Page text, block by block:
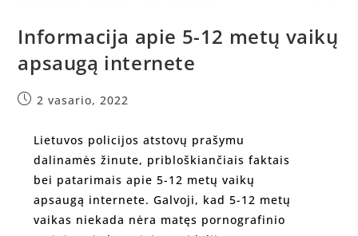
Informacija apie 5-12 metų vaikų
apsaugą internete
2 vasario, 2022
Lietuvos policijos atstovų prašymu
dalinamės žinute, pribloškiančiais faktais
bei patarimais apie 5-12 metų vaikų
apsaugą internete. Galvoji, kad 5-12 metų
vaikas niekada nėra matęs pornografinio